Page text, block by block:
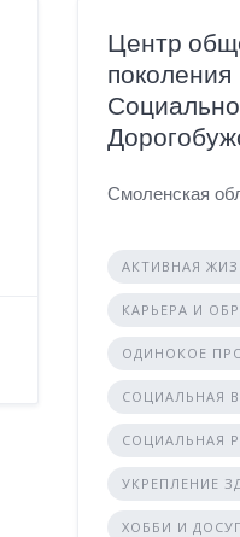
Центр
Смоленская
АКТИВНАЯ
КАРЬЕРА И
ОДИНОКОЕ
СОЦИАЛЬНАЯ
СОЦИАЛЬНАЯ
УКРЕПЛЕНИЕ
ХОББИ И ДОСУГ